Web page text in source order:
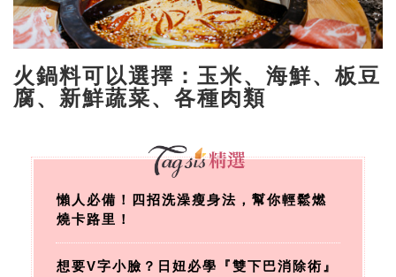
火鍋料可以選擇：玉米、海鮮、板豆
腐、新鮮蔬菜、各種肉類
懶人必備！四招洗澡瘦身法，幫你輕鬆燃
燒卡路里！
想要V字小臉？日妞必學『雙下巴消除術』